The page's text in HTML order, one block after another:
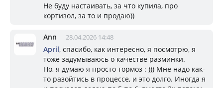
Не буду настаивать, за что купила, про
кортизол, за то и продаю))
Ann 28.04.2026 14:48
April, спасибо, как интересно, я посмотрю, я
тоже задумываюсь о качестве разминки.
Но, я думаю я просто тормоз : ))) Мне надо как-
то разойтись в процессе, и это долго. Иногда я